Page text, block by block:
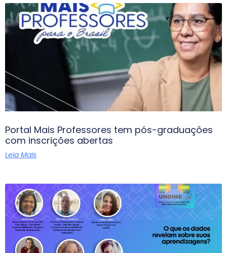
Portal Mais Professores tem pós-graduações
com inscrições abertas
Leia Mais